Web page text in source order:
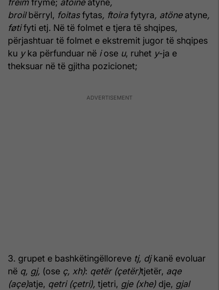
broilbërryl, foitasfytas, ftoirafytyra, atöne atyne,
føtifyti etj. Në të folmet e tjera të shqipes,
përjashtuar të folmet e ekstremit jugor të shqipes
ku yka përfunduar në iose u, ruhet y-ja e
theksuar në të gjitha pozicionet;
3. grupet e bashkëtingëlloreve tj, djkanë evoluar
në q, gj, (ose ç, xh): qetër (çetër)tjetër, aqe
(açe)atje, qetri (çetri), tjetri, gje (xhe)dje, gjal